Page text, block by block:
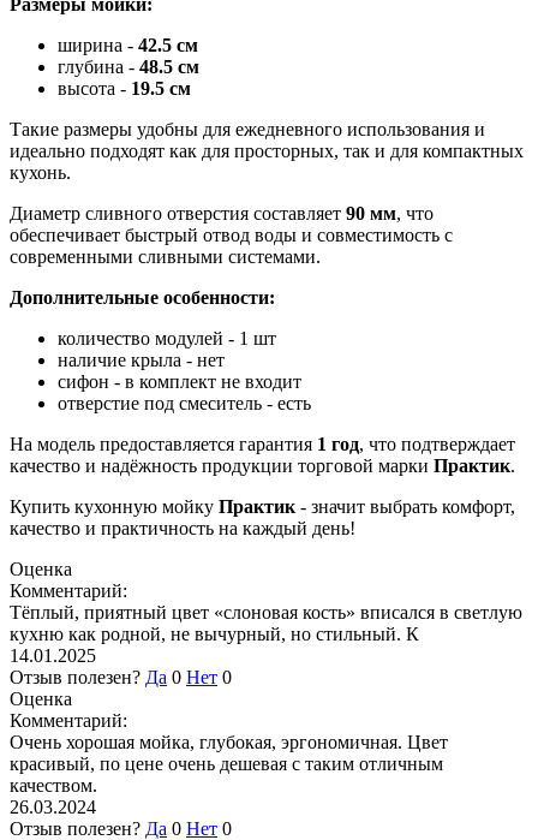
ширина - 42.5 см
глубина - 48.5 см
высота - 19.5 см
Такие размеры удобны для ежедневного использования и
идеально подходят как для просторных, так и для компактных
кухонь.
Диаметр сливного отверстия составляет 90 мм, что
обеспечивает быстрый отвод воды и совместимость с
современными сливными системами.
Дополнительные особенности:
количество модулей - 1 шт
наличие крыла - нет
сифон - в комплект не входит
отверстие под смеситель - есть
На модель предоставляется гарантия 1 год, что подтверждает
качество и надёжность продукции торговой марки Практик.
Купить кухонную мойку Практик - значит выбрать комфорт,
качество и практичность на каждый день!
Оценка
Комментарий:
Тёплый, приятный цвет «слоновая кость» вписался в светлую
кухню как родной, не вычурный, но стильный. К
14.01.2025
Отзыв полезен? Да 0 Нет 0
Оценка
Комментарий:
Очень хорошая мойка, глубокая, эргономичная. Цвет
красивый, по цене очень дешевая с таким отличным
качеством.
26.03.2024
Отзыв полезен? Да 0 Нет 0